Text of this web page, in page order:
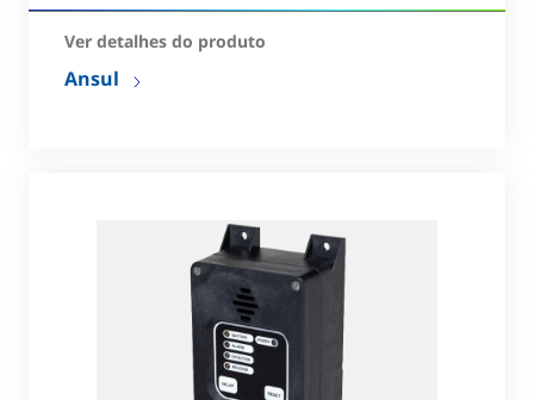
Ver detalhes do produto
Ansul